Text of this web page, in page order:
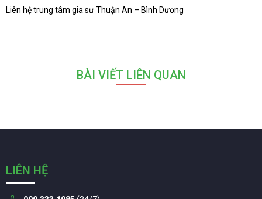
Liên hệ trung tâm gia sư Thuận An – Bình Dương
BÀI VIẾT LIÊN QUAN
LIÊN HỆ